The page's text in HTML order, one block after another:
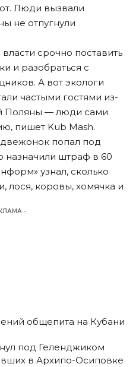
Люди вызвали
не отпугнули
срочно поставить
и разобраться с
А вот экологи
частыми гостями из-
Поляны — люди сами
пишет Kub Mash.
попал под
назначили штраф в 60
узнал, сколько
лося, коровы, хомячка и
-
общепита на Кубани
под Геленджиком
в Архипо-Осиповке